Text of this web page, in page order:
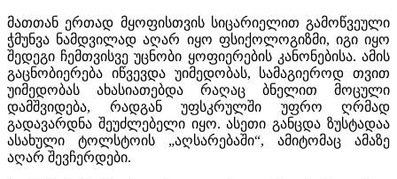
მათთან ერთად მყოფისთვის სიცარიელით გამოწვეული
ჭმუნვა ნამდვილად აღარ იყო ფსიქოლოგიზმი, იგი იყო
შედეგი ჩემთვისვე უცნობი ყოფიერების კანონებისა. ამის
გაცნობიერება იწვევდა უიმედობას, სამაგიეროდ თვით
უიმედობას ახასიათებდა რაღაც ბნელით მოცული
დამშვიდება, რადგან უფსკრულში უფრო ღრმად
გადავარდნა შეუძლებელი იყო. ასეთი განცდა ზუსტადაა
ასახული ტოლსტოის „აღსარებაში“, ამიტომაც ამაზე
აღარ შევჩერდები.